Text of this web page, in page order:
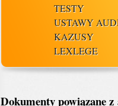
TESTY
USTAWY
KAZUSY
LEXLEGE
Dokumenty powiązane z